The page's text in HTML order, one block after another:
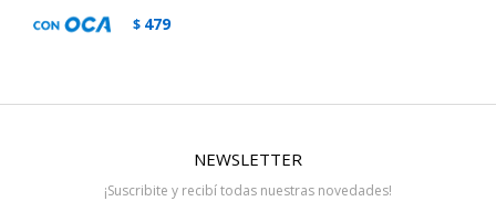
$ 479
NEWSLETTER
¡Suscribite y recibí todas nuestras novedades!